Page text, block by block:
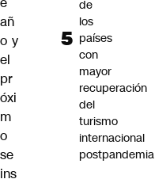
añ
o y
el
pr
óxi
m
o
se
ins
de
los
países
con
mayor
recuperación
del
turismo
internacional
postpandemia